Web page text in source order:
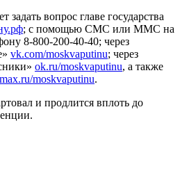
вопрос главе государства
; с помощью СМС или ММС на
8-800-200-40-40; через
vk.com/moskvaputinu; через
ok.ru/moskvaputinu, а также
max.ru/moskvaputinu.
и продлится вплоть до